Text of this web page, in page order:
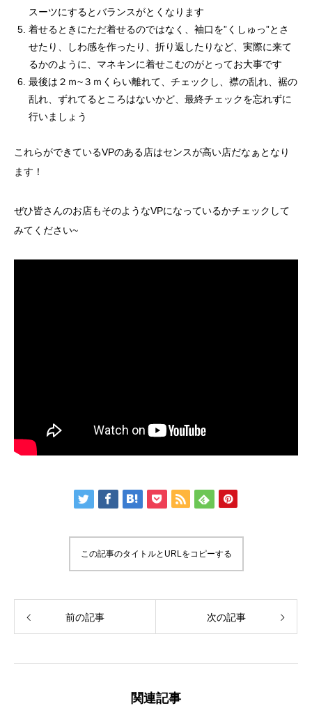
スーツにするとバランスがとくなります
着せるときにただ着せるのではなく、袖口を”くしゅっ”とさ
せたり、しわ感を作ったり、折り返したりなど、実際に来て
るかのように、マネキンに着せこむのがとってお大事です
最後は２ｍ~３ｍくらい離れて、チェックし、襟の乱れ、裾の
乱れ、ずれてるところはないかど、最終チェックを忘れずに
行いましょう
これらができているVPのある店はセンスが高い店だなぁとなり
ます！
ぜひ皆さんのお店もそのようなVPになっているかチェックして
みてください~
この記事のタイトルとURLをコピーする
前の記事 次の記事
関連記事